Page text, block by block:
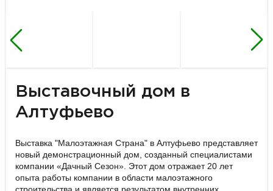
Выставочный дом в
Алтуфьево
Выставка "Малоэтажная Страна" в Алтуфьево представляет
новый демонстрационный дом, созданный специалистами
компании «Дачный Сезон». Этот дом отражает 20 лет
опыта работы компании в области малоэтажного
строительства и является результатом внутренних